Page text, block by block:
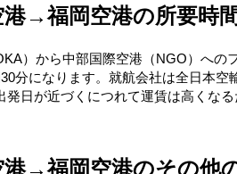
港→福岡空港の所要時
）から中部国際空港（NGO）への
分になります。就航会社は全日本
発日が近づくにつれて運賃は高くな
港→福岡空港のその他